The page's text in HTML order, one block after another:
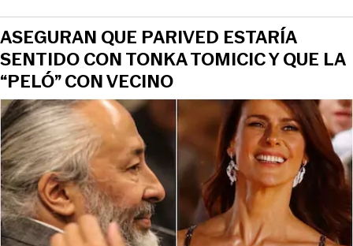
ASEGURAN QUE PARIVED ESTARÍA
SENTIDO CON TONKA TOMICIC Y QUE LA
“PELÓ” CON VECINO